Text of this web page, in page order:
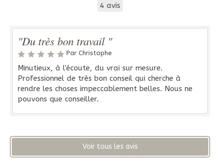
4 avis
"Du très bon travail "
Par Christophe
Minutieux, à l'écoute, du vrai sur mesure.
Professionnel de très bon conseil qui cherche à
rendre les choses impeccablement belles. Nous ne
pouvons que conseiller.
Voir tous les avis